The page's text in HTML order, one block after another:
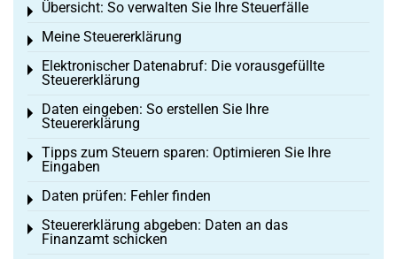
Übersicht: So verwalten Sie Ihre Steuerfälle
Toggle menu
Meine Steuererklärung
Toggle menu
Elektronischer Datenabruf: Die vorausgefüllte
Steuererklärung
Toggle menu
Daten eingeben: So erstellen Sie Ihre
Steuererklärung
Toggle menu
Tipps zum Steuern sparen: Optimieren Sie Ihre
Eingaben
Toggle menu
Daten prüfen: Fehler finden
Toggle menu
Steuererklärung abgeben: Daten an das
Finanzamt schicken
Toggle menu